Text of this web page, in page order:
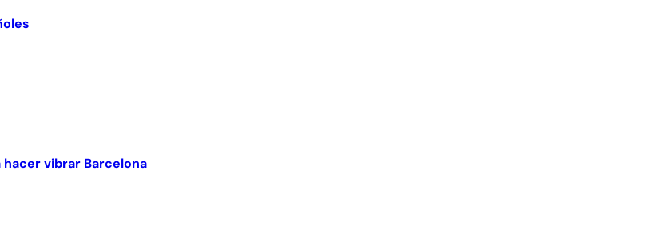
hacer vibrar Barcelona